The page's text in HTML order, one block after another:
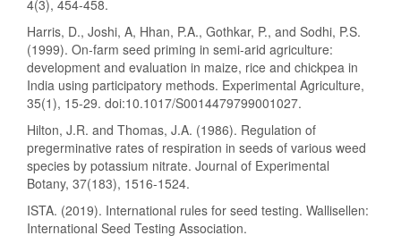
4(3), 454-458.
Harris, D., Joshi, A, Hhan, P.A., Gothkar, P., and Sodhi, P.S.
(1999). On-farm seed priming in semi-arid agriculture:
development and evaluation in maize, rice and chickpea in
India using participatory methods. Experimental Agriculture,
35(1), 15-29. doi:10.1017/S0014479799001027.
Hilton, J.R. and Thomas, J.A. (1986). Regulation of
pregerminative rates of respiration in seeds of various weed
species by potassium nitrate. Journal of Experimental
Botany, 37(183), 1516-1524.
ISTA. (2019). International rules for seed testing. Wallisellen:
International Seed Testing Association.